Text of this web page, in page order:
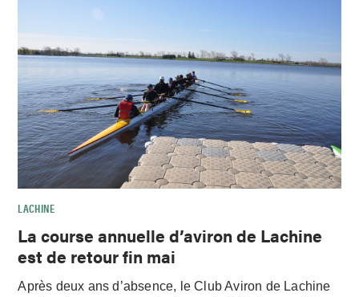
LACHINE
La course annuelle d’aviron de Lachine
est de retour fin mai
Après deux ans d’absence, le Club Aviron de Lachine